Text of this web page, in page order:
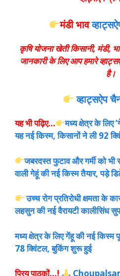
मंडी भाव
कृषि योजना खेती किसानी, मंडी,
जानकारी के लिए आप हमारे
है।
व्हाट्सऐप
यह भी पढ़िए…
मध्य क्षेत्र के लिए
यह नई किस्म, किसानों ने ली 92
जबरदस्त फुटाव और गर्मी को भी
वाली गेहूं की नई किस्म तैयार, पड़े
उच्च रोग प्रतिरोधी क्षमता के
लहसुन की नई वैरायटी कालीसिंध
मध्य क्षेत्र के लिए गेंहू की नई
78 क्विंटल, बुकिंग शुरू हुई
प्रिय पाठकों…!